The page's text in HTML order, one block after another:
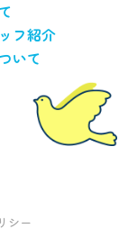
フ紹介
いて
シー